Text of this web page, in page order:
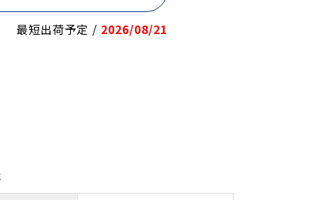
最短出荷予定 / 2026/08/21